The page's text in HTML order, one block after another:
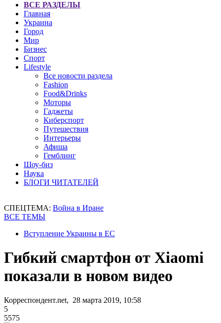
ВСЕ РАЗДЕЛЫ
Главная
Украина
Город
Мир
Бизнес
Спорт
Lifestyle
Все новости раздела
Fashion
Food&Drinks
Моторы
Гаджеты
Киберспорт
Путешествия
Интерьеры
Афиша
Гемблинг
Шоу-биз
Наука
БЛОГИ ЧИТАТЕЛЕЙ
СПЕЦТЕМА: Война в Иране
ВСЕ ТЕМЫ
Вступление Украины в ЕС
Гибкий смартфон от Xiaomi
показали в новом видео
Корреспондент.net, 28 марта 2019, 10:58
5
5575